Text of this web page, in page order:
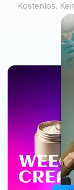
Kostenlos.